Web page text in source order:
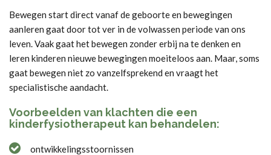
Bewegen start direct vanaf de geboorte en bewegingen
aanleren gaat door tot ver in de volwassen periode van ons
leven. Vaak gaat het bewegen zonder erbij na te denken en
leren kinderen nieuwe bewegingen moeiteloos aan. Maar, soms
gaat bewegen niet zo vanzelfsprekend en vraagt het
specialistische aandacht.
Voorbeelden van klachten die een
kinderfysiotherapeut kan behandelen:
ontwikkelingsstoornissen